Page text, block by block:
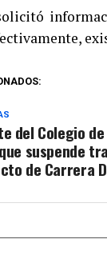
del Colegio
suspende
de Carrera